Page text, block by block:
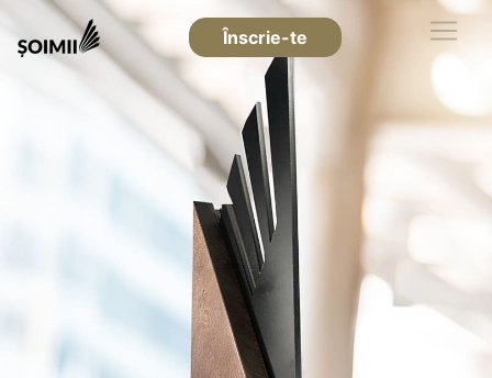
Înscrie-te